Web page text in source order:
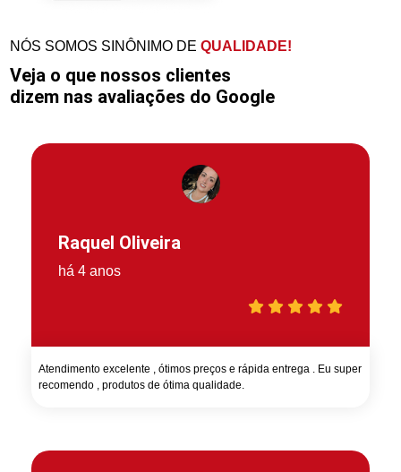
NÓS SOMOS SINÔNIMO DEQUALIDADE!
Veja o que nossos clientes
dizem nas avaliações do Google
Raquel Oliveira
há 4 anos
Atendimento excelente , ótimos preços e rápida entrega . Eu super
recomendo , produtos de ótima qualidade.